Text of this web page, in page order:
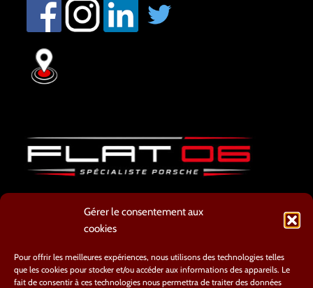
Gérer le consentement aux
cookies
Pour offrir les meilleures expériences, nous utilisons des technologies telles
que les cookies pour stocker et/ou accéder aux informations des appareils. Le
fait de consentir à ces technologies nous permettra de traiter des données
ATELIER
8 AVENUE CYRILLE BESSET
TEL : 04.93.20.66.54
contact@flat06.fr